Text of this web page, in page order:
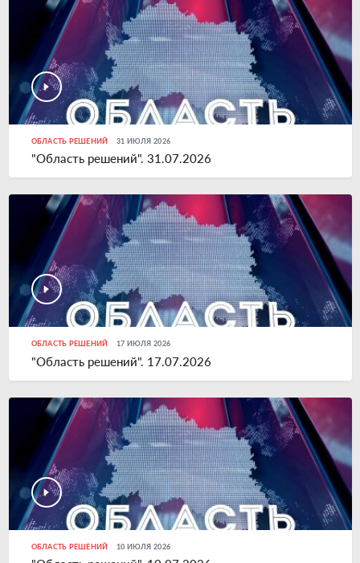
ОБЛАСТЬ РЕШЕНИЙ 31 ИЮЛЯ 2026
"Область решений". 31.07.2026
ОБЛАСТЬ РЕШЕНИЙ 17 ИЮЛЯ 2026
"Область решений". 17.07.2026
ОБЛАСТЬ РЕШЕНИЙ 10 ИЮЛЯ 2026